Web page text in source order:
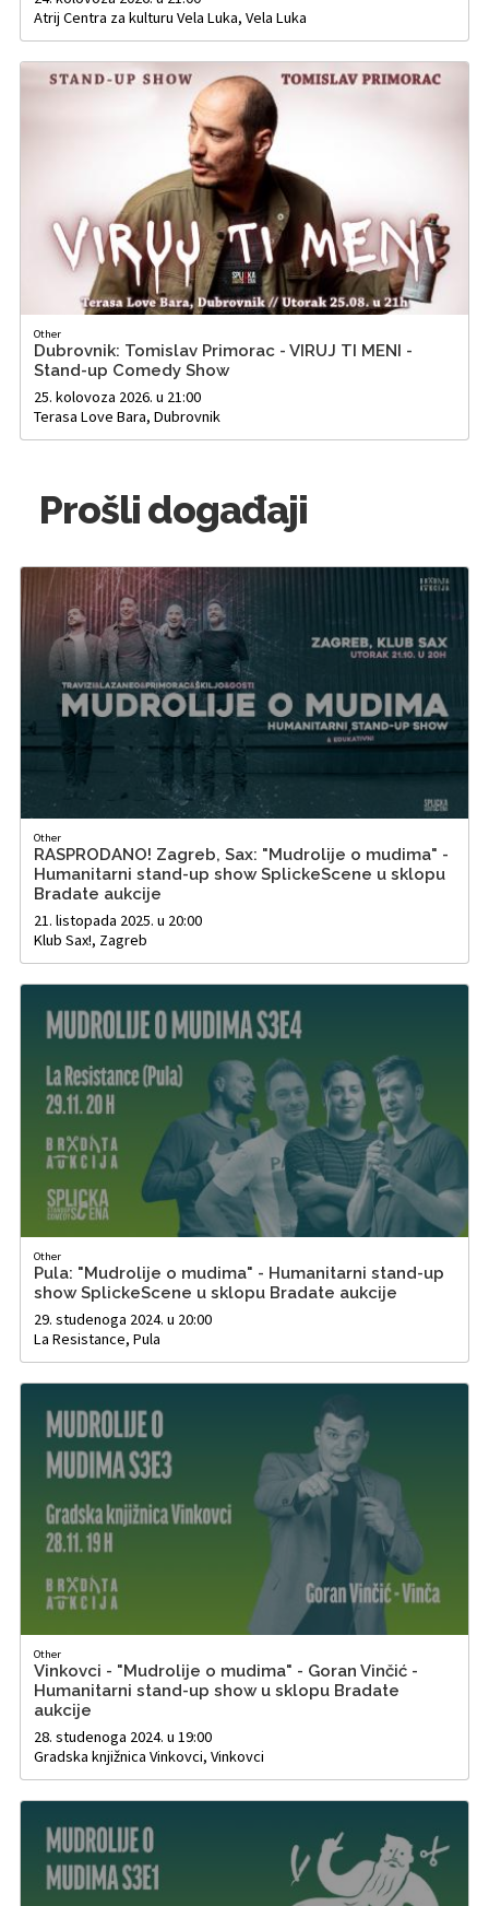
Atrij Centra za kulturu Vela Luka, Vela Luka
Other
Dubrovnik: Tomislav Primorac - VIRUJ TI MENI -
Stand-up Comedy Show
25. kolovoza 2026. u 21:00
Terasa Love Bara, Dubrovnik
Prošli događaji
Other
RASPRODANO! Zagreb, Sax: "Mudrolije o mudima" -
Humanitarni stand-up show SplickeScene u sklopu
Bradate aukcije
21. listopada 2025. u 20:00
Klub Sax!, Zagreb
Other
Pula: "Mudrolije o mudima" - Humanitarni stand-up
show SplickeScene u sklopu Bradate aukcije
29. studenoga 2024. u 20:00
La Resistance, Pula
Other
Vinkovci - "Mudrolije o mudima" - Goran Vinčić -
Humanitarni stand-up show u sklopu Bradate
aukcije
28. studenoga 2024. u 19:00
Gradska knjižnica Vinkovci, Vinkovci